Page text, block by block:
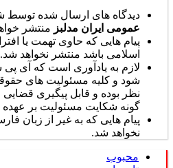
دیدگاه های ارسال شده توسط
عمومی ایران مدلبز منتشر
پیام هایی که حاوی تهمت یا
اسلامی باشد منتشر نخواهد شد.
لازم به یادآوری است که آی
شود و کلیه مسئولیت های
نظر بوده و قابل پیگیری
گونه شکایت مسئولیت بر
پیام هایی که به غیر از زبان
نخواهد شد.
محبوب